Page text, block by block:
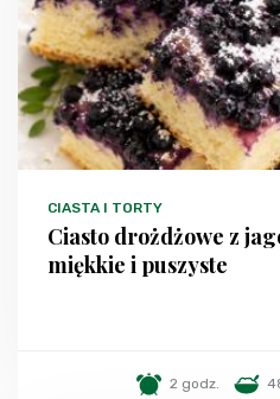
CIASTA I TORTY
Ciasto drożdżowe z
miękkie i puszyste
2 godz.